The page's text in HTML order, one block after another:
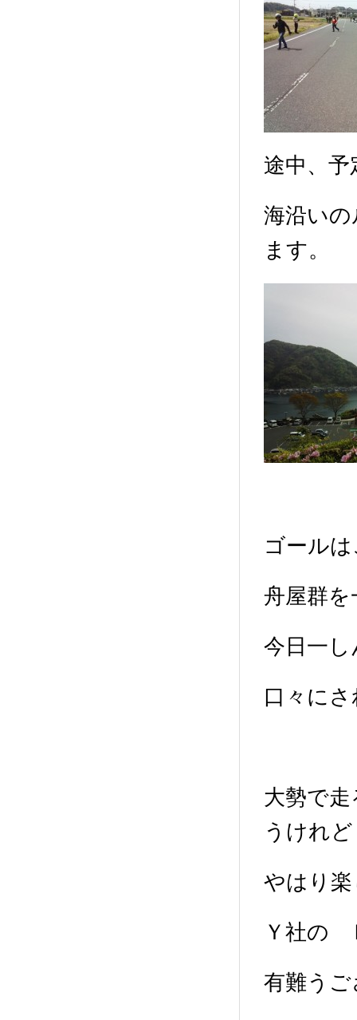
途中、
海沿い
ます。
ゴール
舟屋群
今日一
口々に
大勢で
うけれ
やはり
Ｙ社の
有難う